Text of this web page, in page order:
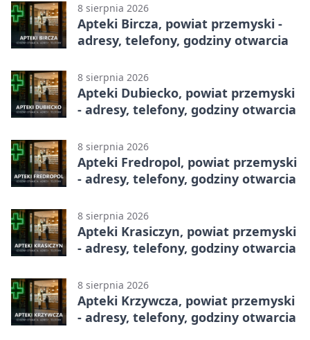
8 sierpnia 2026
Apteki Bircza, powiat przemyski -
adresy, telefony, godziny otwarcia
8 sierpnia 2026
Apteki Dubiecko, powiat przemyski
- adresy, telefony, godziny otwarcia
8 sierpnia 2026
Apteki Fredropol, powiat przemyski
- adresy, telefony, godziny otwarcia
8 sierpnia 2026
Apteki Krasiczyn, powiat przemyski
- adresy, telefony, godziny otwarcia
8 sierpnia 2026
Apteki Krzywcza, powiat przemyski
- adresy, telefony, godziny otwarcia